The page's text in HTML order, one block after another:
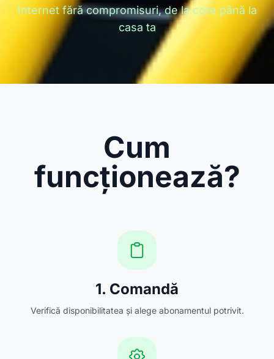
Internet fără compromisuri, de la core până la
casa ta
Cum
funcționează?
1. Comandă
Verifică disponibilitatea și alege abonamentul potrivit.